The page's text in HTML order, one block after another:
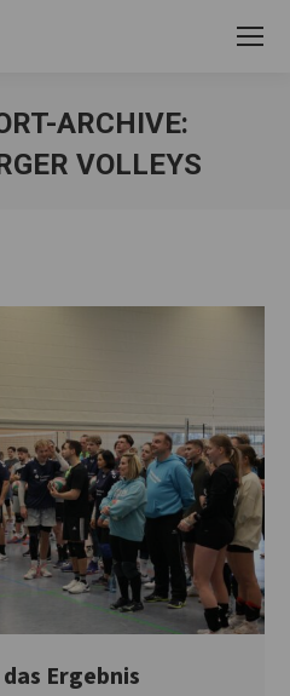
ARCHIVE:
VOLLEYS
Ergebnis